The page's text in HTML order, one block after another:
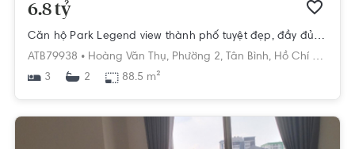
6.8 tỷ
Căn hộ Park Legend view thành phố tuyệt đẹp, đầy đủ tiện ích.
ATB79938 • Hoàng Văn Thụ, Phường 2, Tân Bình, Hồ Chí Minh
3
2 88.5 m²